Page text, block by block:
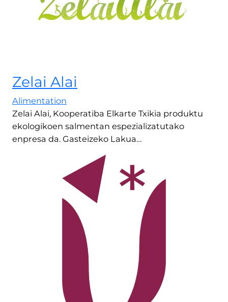
Zelai Alai
Alimentation
Zelai Alai, Kooperatiba Elkarte Txikia produktu
ekologikoen salmentan espezializatutako
enpresa da. Gasteizeko Lakua…